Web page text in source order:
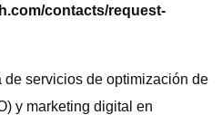
contacts/request-
de servicios de optimización de
y marketing digital en